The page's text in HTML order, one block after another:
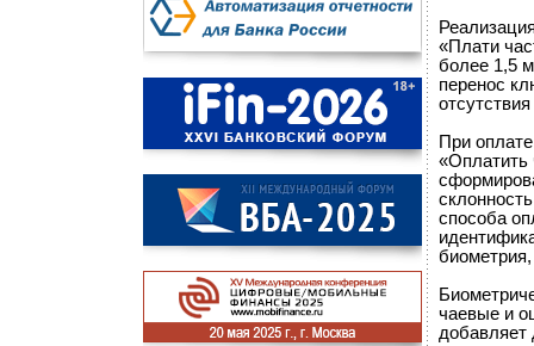
«Плати
более 1,5
перенос
При
«Оплатить
способа
чаевые и
добавляет